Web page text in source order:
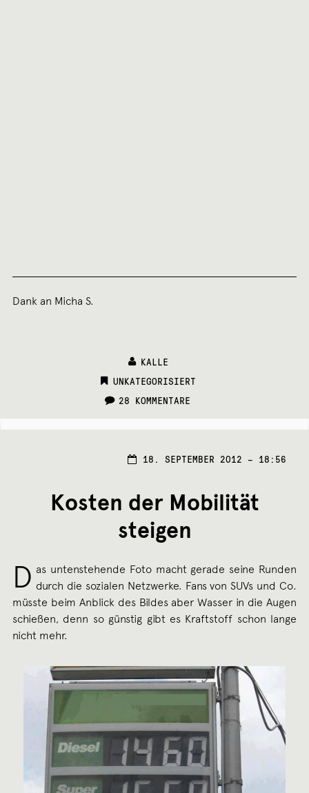
Dank an Micha S.
KALLE
CATEGORIES:
UNKATEGORISIERT
28 KOMMENTARE
18. SEPTEMBER 2012 – 18:56
Kosten der Mobilität
steigen
D as untenstehende Foto macht gerade seine Runden
durch die sozialen Netzwerke. Fans von SUVs und Co.
müsste beim Anblick des Bildes aber Wasser in die Augen
schießen, denn so günstig gibt es Kraftstoff schon lange
nicht mehr.